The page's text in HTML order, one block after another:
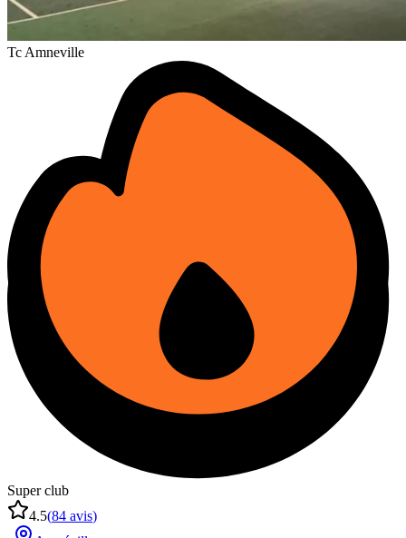
Tc Amneville
Super club
4.5(84 avis)